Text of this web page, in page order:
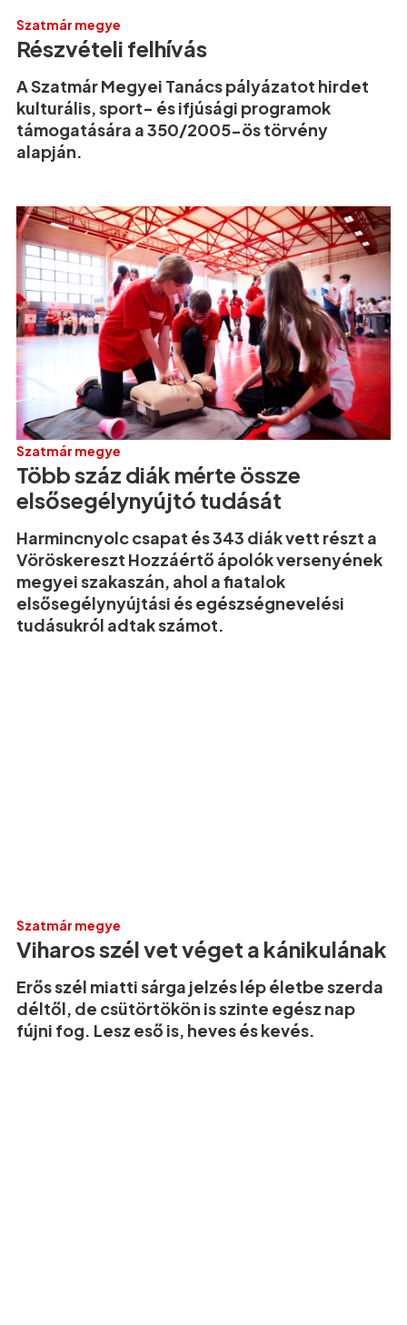
Szatmár megye
Részvételi felhívás
A Szatmár Megyei Tanács pályázatot hirdet
kulturális, sport- és ifjúsági programok
támogatására a 350/2005-ös törvény
alapján.
Szatmár megye
Több száz diák mérte össze
elsősegélynyújtó tudását
Harmincnyolc csapat és 343 diák vett részt a
Vöröskereszt Hozzáértő ápolók versenyének
megyei szakaszán, ahol a fiatalok
elsősegélynyújtási és egészségnevelési
tudásukról adtak számot.
Szatmár megye
Viharos szél vet véget a kánikulának
Erős szél miatti sárga jelzés lép életbe szerda
déltől, de csütörtökön is szinte egész nap
fújni fog. Lesz eső is, heves és kevés.